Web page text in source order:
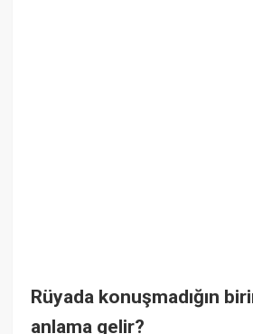
Rüyada konuşmadığın
anlama gelir?